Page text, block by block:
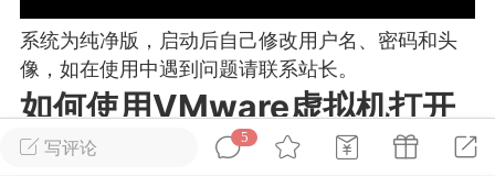
29 21:24
电脑端 Surface Laptop Go 2
Laptop Go 2镜像
网盘下载
Laptop Go 2 i5/8/128 – Windows
写评论
5
系统为纯净版，启动后自己修改用户名、密码和头
像，如在使用中遇到问题请联系站长。
如何使用VMware虚拟机打开
如图所示，运行软件左上角【文件】、【打开】、